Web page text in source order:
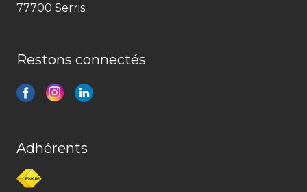
77700 Serris
Restons connectés
Adhérents